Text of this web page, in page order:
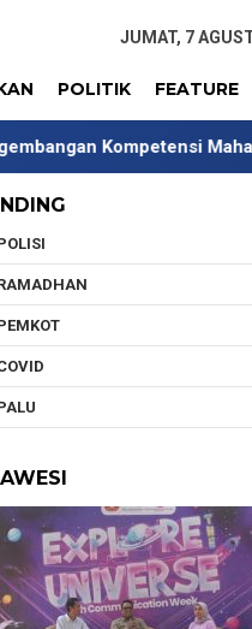
JUMAT, 7
POLITIK FEATURE
Mahasiswa